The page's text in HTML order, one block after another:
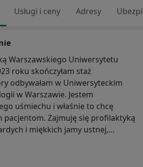
Usługi i ceny Adresy
Warszawskiego Uniwersytetu
roku skończyłam staż
odbywałam w Uniwersyteckim
w Warszawie. Jestem
uśmiechu i właśnie to chcę
pacjentom. Zajmuję się profilaktyką
i miękkich jamy ustnej,
leczeniem
oraz leczenie. Stale